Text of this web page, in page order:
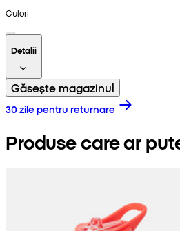
Culori
Detalii
Găsește magazinul
30 zile pentru returnare
Produse care ar